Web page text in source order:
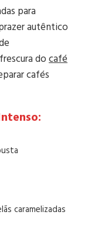
para
autêntico
docafé
cafés
caramelizadas